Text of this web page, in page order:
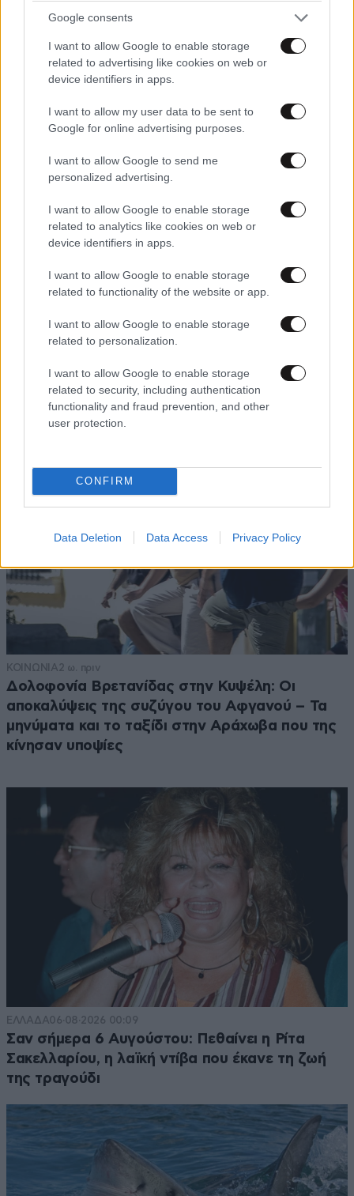
Google consents
I want to allow Google to enable storage
related to advertising like cookies on web or
device identifiers in apps.
I want to allow my user data to be sent to
Google for online advertising purposes.
I want to allow Google to send me
personalized advertising.
I want to allow Google to enable storage
related to analytics like cookies on web or
device identifiers in apps.
I want to allow Google to enable storage
related to functionality of the website or app.
I want to allow Google to enable storage
related to personalization.
I want to allow Google to enable storage
related to security, including authentication
functionality and fraud prevention, and other
user protection.
CONFIRM
Data Deletion Data Access Privacy Policy
ΚΟΙΝΩΝΙΑ 2 ω. πριν
Δολοφονία Βρετανίδας στην Κυψέλη: Οι
αποκαλύψεις της συζύγου του Αφγανού – Τα
μηνύματα και το ταξίδι στην Αράχωβα που της
κίνησαν υποψίες
ΕΛΛΑΔΑ06·08·2026 00:09
Σαν σήμερα 6 Αυγούστου: Πεθαίνει η Ρίτα
Σακελλαρίου, η λαϊκή ντίβα που έκανε τη ζωή
της τραγούδι